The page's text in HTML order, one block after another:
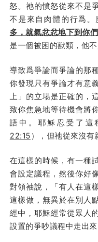
怒。祂的憤怒從來不是
不是來自肉體的行爲。
多，就氣忿忿地下到你們
是一個被困的獸類，他
導致爲爭論而爭論的那
你發現只有爭論才有意
上」的立場是正確的，
致你焦急地等待機會將
語中。耶穌忍受了這
22:15 ），但祂從來沒有
在這樣的時候，有一種
會設定議程，然後你好
對領袖說，「有人在這
這樣做，無異於在別人
經中，耶穌經常從眾人
設置的爭吵議程中走出